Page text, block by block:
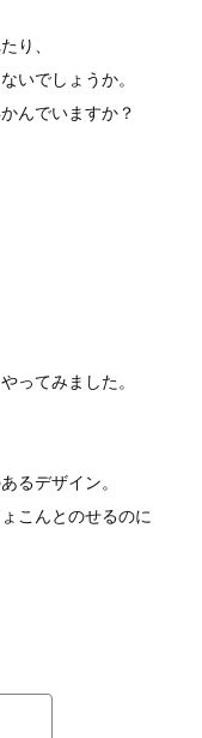
り、
いでしょうか。
んでいますか？
ってみました。
るデザイン。
こんとのせるのに